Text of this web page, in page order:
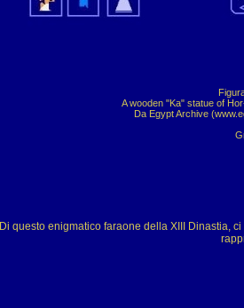
A wooden "Ka" statue of
Da Egypt Archive
Di questo enigmatico faraone della XIII Dinastia,